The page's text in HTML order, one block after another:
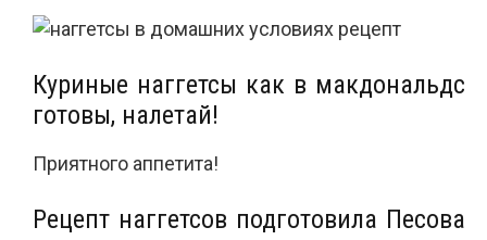
Куриные наггетсы как в макдональдс
готовы, налетай!
Приятного аппетита!
Рецепт наггетсов подготовила Песова